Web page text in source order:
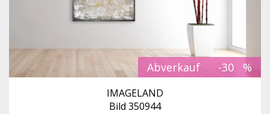
Abverkauf -30
IMAGELAND
Bild 350944